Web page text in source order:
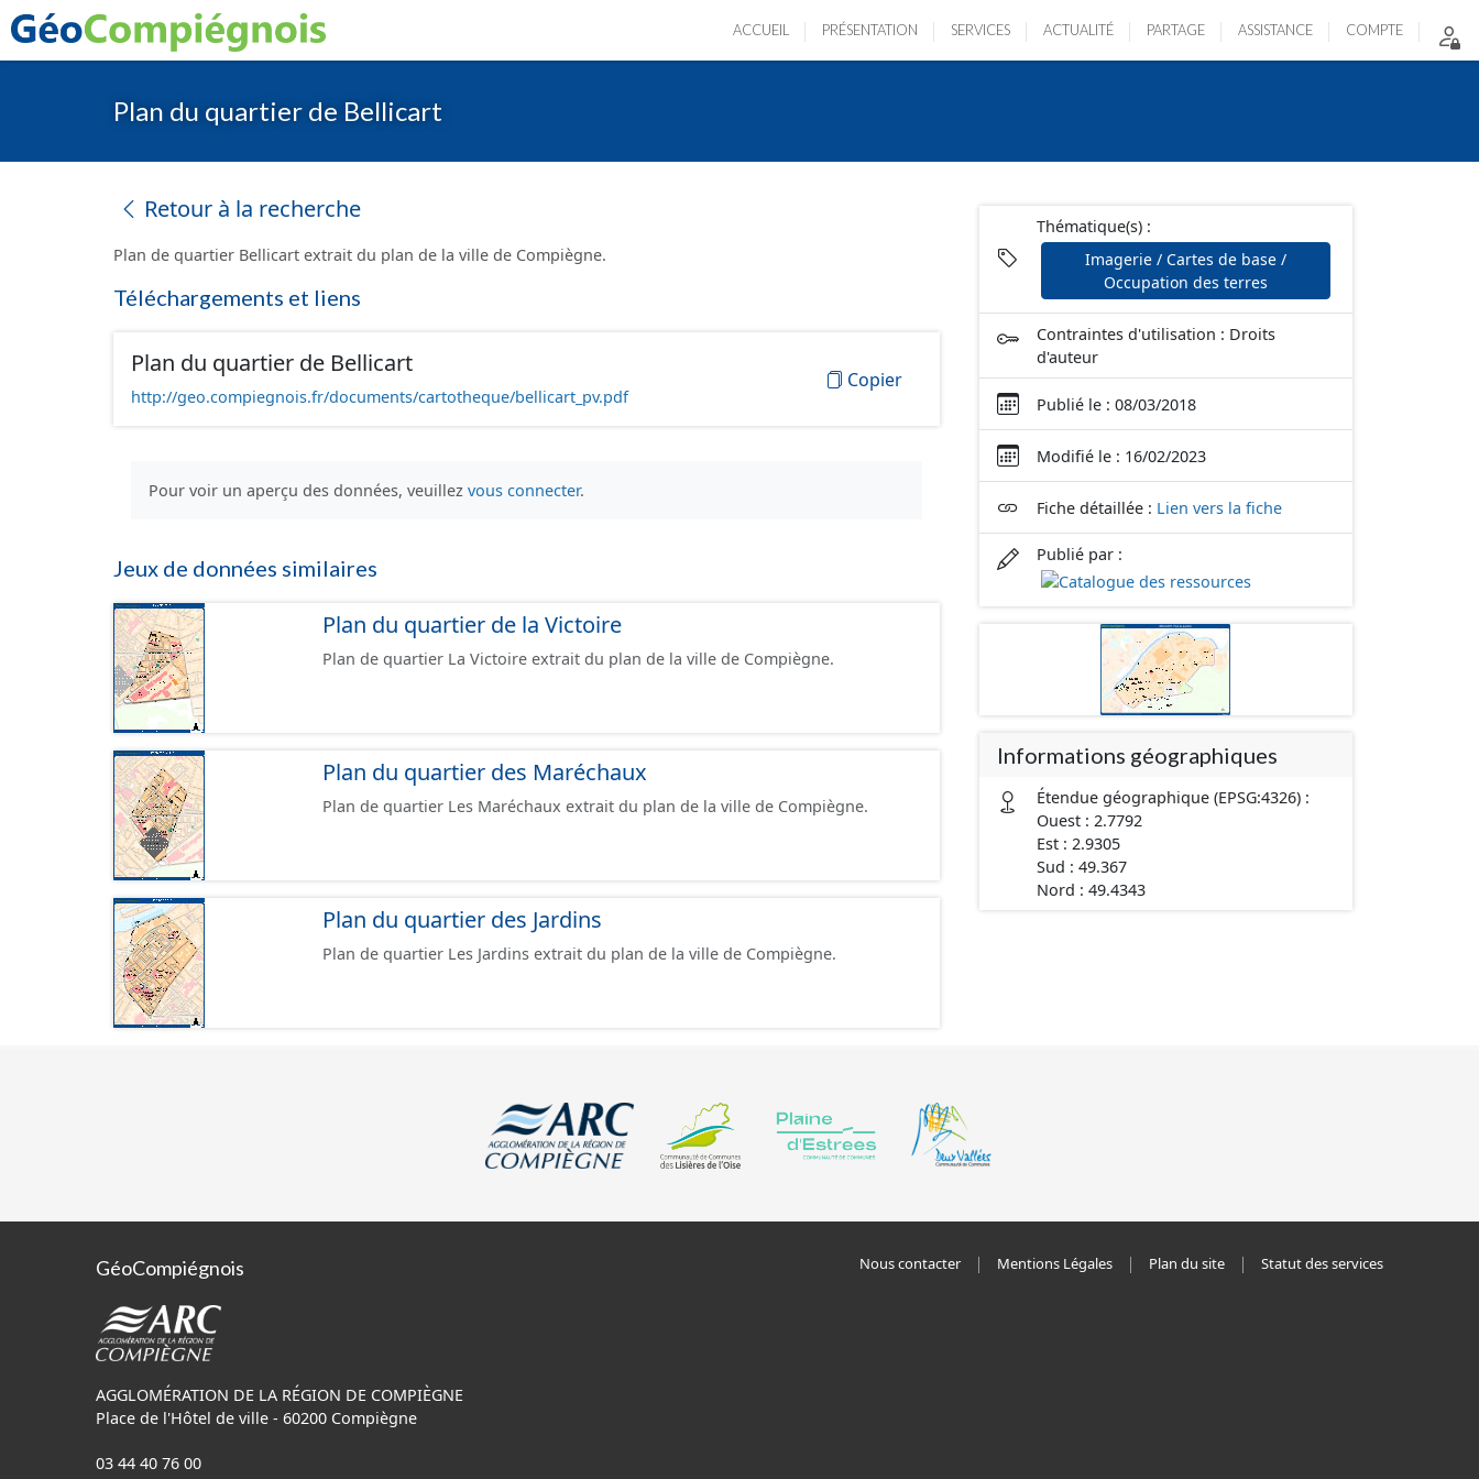
ACCUEIL PRÉSENTATION SERVICES ACTUALITÉ PARTAGE ASSISTANCE COMPTE
Plan du quartier de Bellicart
Retour à la recherche
Plan de quartier Bellicart extrait du plan de la ville de Compiègne.
Téléchargements et liens
Plan du quartier de Bellicart
http://geo.compiegnois.fr/documents/cartotheque/bellicart_pv.pdf
Copier
Pour voir un aperçu des données, veuillez vous connecter.
Jeux de données similaires
Plan du quartier de la Victoire
Plan de quartier La Victoire extrait du plan de la ville de Compiègne.
Plan du quartier des Maréchaux
Plan de quartier Les Maréchaux extrait du plan de la ville de Compiègne.
Plan du quartier des Jardins
Plan de quartier Les Jardins extrait du plan de la ville de Compiègne.
Thématique(s) :
Imagerie / Cartes de base /
Occupation des terres
Contraintes d'utilisation : Droits
d'auteur
Publié le : 08/03/2018
Modifié le : 16/02/2023
Fiche détaillée : Lien vers la fiche
Publié par :
Informations géographiques
Étendue géographique (EPSG:4326) :
Ouest : 2.7792
Est : 2.9305
Sud : 49.367
Nord : 49.4343
GéoCompiégnois
AGGLOMÉRATION DE LA RÉGION DE COMPIÈGNE
Place de l'Hôtel de ville - 60200 Compiègne
03 44 40 76 00
Nous contacter Mentions Légales Plan du site Statut des services